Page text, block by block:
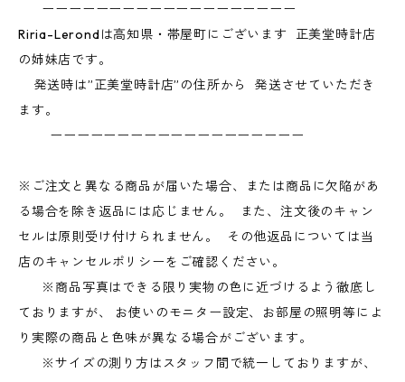
ーーーーーーーーーーーーーーーーーーー
Riria-Lerondは高知県・帯屋町にございます 正美堂時計店
の姉妹店です。
発送時は”正美堂時計店”の住所から 発送させていただき
ます。
ーーーーーーーーーーーーーーーーーーー
※ご注文と異なる商品が届いた場合、または商品に欠陥があ
る場合を除き返品には応じません。 また、注文後のキャン
セルは原則受け付けられません。 その他返品については当
店のキャンセルポリシーをご確認ください。
※商品写真はできる限り実物の色に近づけるよう徹底し
ておりますが、 お使いのモニター設定、お部屋の照明等によ
り実際の商品と色味が異なる場合がございます。
※サイズの測り方はスタッフ間で統一しておりますが、